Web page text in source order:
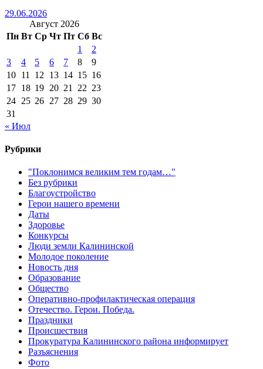
29.06.2026
Август 2026
Пн Вт Ср Чт Пт Сб Вс
1
2
3
4 5 6 7 8
9
10 11 12 13 14 15 16
17 18 19 20 21 22 23
24 25 26 27 28 29 30
31
« Июл
Рубрики
"Поклонимся великим тем годам…"
Без рубрики
Благоустройство
Герои нашего времени
Даты
Здоровье
Конкурсы
Люди земли Калининской
Молодое поколение
Новость дня
Образование
Общество
Оперативно-профилактическая операция
Отечество. Герои. Победа.
Праздники
Происшествия
Прокуратура Калининского района информирует
Разъяснения
Фото